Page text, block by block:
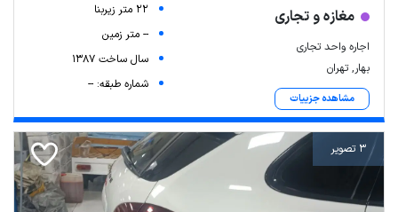
مغازه و تجاری
اجاره واحد تجاری
بهار, تهران
مشاهده جزییات
22 متر زیربنا
-- متر زمین
سال ساخت 1387
شماره طبقه: --
3 تصویر